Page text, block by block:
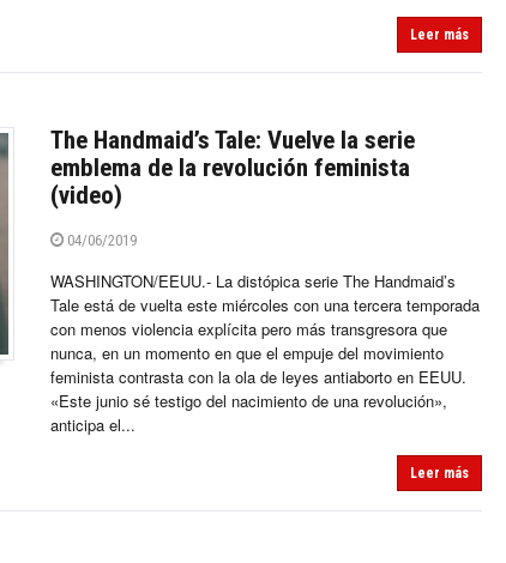
Leer más
The Handmaid’s Tale: Vuelve la serie
emblema de la revolución feminista
(video)
04/06/2019
WASHINGTON/EEUU.- La distópica serie The Handmaid’s
Tale está de vuelta este miércoles con una tercera temporada
con menos violencia explícita pero más transgresora que
nunca, en un momento en que el empuje del movimiento
feminista contrasta con la ola de leyes antiaborto en EEUU.
«Este junio sé testigo del nacimiento de una revolución»,
anticipa el...
Leer más